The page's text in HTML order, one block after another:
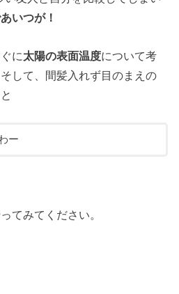
いつが！
に太陽の表面温度について考
して、間髪入れず目のまえの
ー
てみてください。